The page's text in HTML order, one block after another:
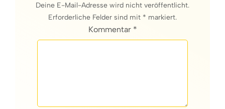
Deine E-Mail-Adresse wird nicht veröffentlicht.
Erforderliche Felder sind mit * markiert.
Kommentar *